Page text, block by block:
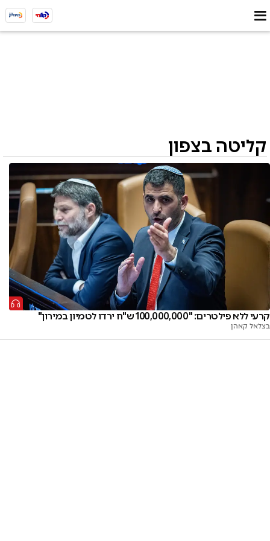
קליטה בצפון
קרעי ללא פילטרים: "100,000,000 ש"ח ירדו לטמיון במירון"
בצלאל קאהן